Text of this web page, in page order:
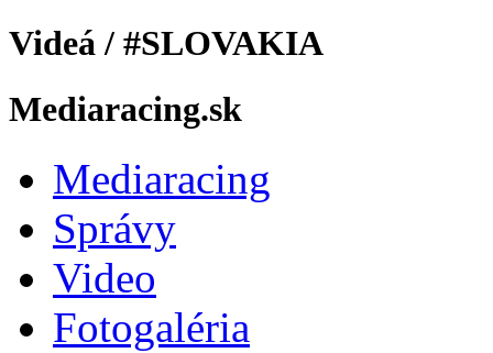
Videá / #SLOVAKIA
Mediaracing.sk
Mediaracing
Správy
Video
Fotogaléria